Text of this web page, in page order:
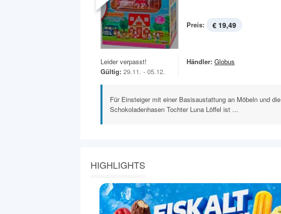
Preis: € 19,49
Leider verpasst!
Gültig: 29.11. - 05.12.
Händler: Globus
Für Einsteiger mit einer Basisaustattung an Möbeln und die
Schokoladenhasen Tochter Luna Löffel ist ...
HIGHLIGHTS